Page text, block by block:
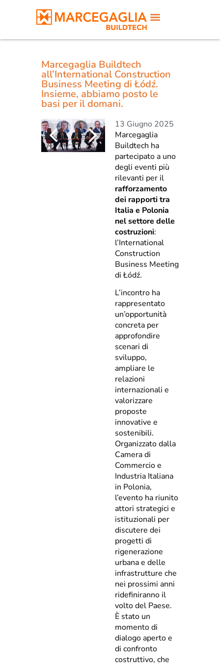
Marcegaglia Buildtech
all’International Construction
Business Meeting di Łódź.
Insieme, abbiamo posto le
basi per il domani.
13 Giugno 2025
Marcegaglia
Buildtech ha
partecipato a uno
degli eventi più
rilevanti per il
rafforzamento
dei rapporti tra
Italia e Polonia
nel settore delle
costruzioni:
l’International
Construction
Business Meeting
di Łódź.
L’incontro ha
rappresentato
un’opportunità
concreta per
approfondire
scenari di
sviluppo,
ampliare le
relazioni
internazionali e
valorizzare
proposte
innovative e
sostenibili.
Organizzato dalla
Camera di
Commercio e
Industria Italiana
in Polonia,
l’evento ha riunito
attori strategici e
istituzionali per
discutere dei
progetti di
rigenerazione
urbana e delle
infrastrutture che
nei prossimi anni
ridefiniranno il
volto del Paese.
È stato un
momento di
dialogo aperto e
di confronto
costruttivo, che